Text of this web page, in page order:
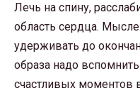
Лечь на спину,
область сердца.
удерживать до
образа надо
счастливых моментов